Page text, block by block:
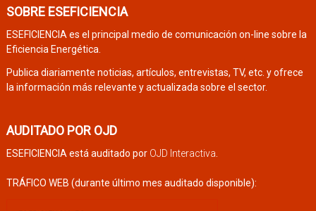
SOBRE ESEFICIENCIA
ESEFICIENCIA es el principal medio de comunicación on-line sobre la
Eficiencia Energética.
Publica diariamente noticias, artículos, entrevistas, TV, etc. y ofrece
la información más relevante y actualizada sobre el sector.
AUDITADO POR OJD
ESEFICIENCIA está auditado por OJD Interactiva
TRÁFICO WEB (durante último mes auditado disponible):